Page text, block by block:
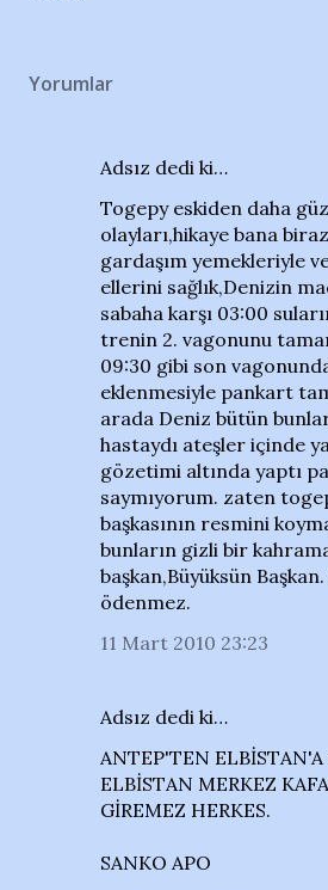
Yorumlar
Adsız dedi ki…
Togepy eskiden daha
olayları,hikaye bana
gardaşım yemekleriyle
ellerini sağlık,Denizin
sabaha karşı 03:00
trenin 2. vagonunu
09:30 gibi son
eklenmesiyle pankart
arada Deniz bütün
hastaydı ateşler içinde
gözetimi altında yaptı
saymıyorum. zaten
başkasının resmini
bunların gizli bir
başkan,Büyüksün
ödenmez.
11 Mart 2010 23:23
Adsız dedi ki…
ANTEP'TEN ELBİSTAN'A
ELBİSTAN MERKEZ
GİREMEZ HERKES.
SANKO APO